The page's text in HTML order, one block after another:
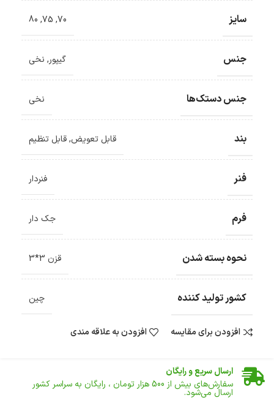
سایز 70
,
75
,
80
جنس گیپور, نخی
جنس دستک‌ها نخی
بند قابل تعویض,قابل تنظیم
فنر فنردار
فرم جک دار
نحوه بسته شدن قزن 3*3
کشور تولید کننده چین
افزودن برای مقایسه افزودن به علاقه مندی
ضمانت اصالت کالا
ارسال سریع و رایگان
سفارش‌های بیش از 500 هزار تومان ، رایگان به سراسر کشور
ارسال می‌شود.